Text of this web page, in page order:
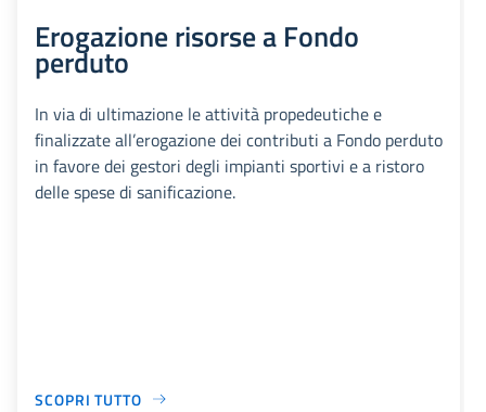
Erogazione risorse a Fondo
perduto
In via di ultimazione le attività propedeutiche e
finalizzate all’erogazione dei contributi a Fondo perduto
in favore dei gestori degli impianti sportivi e a ristoro
delle spese di sanificazione.
SCOPRI TUTTO